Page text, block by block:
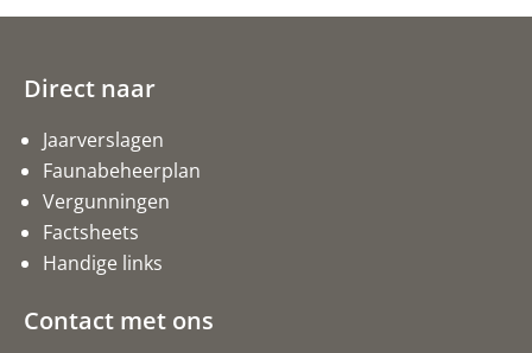
Direct naar
Jaarverslagen
Faunabeheerplan
Vergunningen
Factsheets
Handige links
Contact met ons